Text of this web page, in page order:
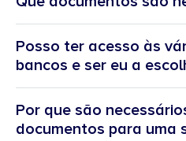
Posso ter acesso às
bancos e ser eu a
Por que são
documentos para uma